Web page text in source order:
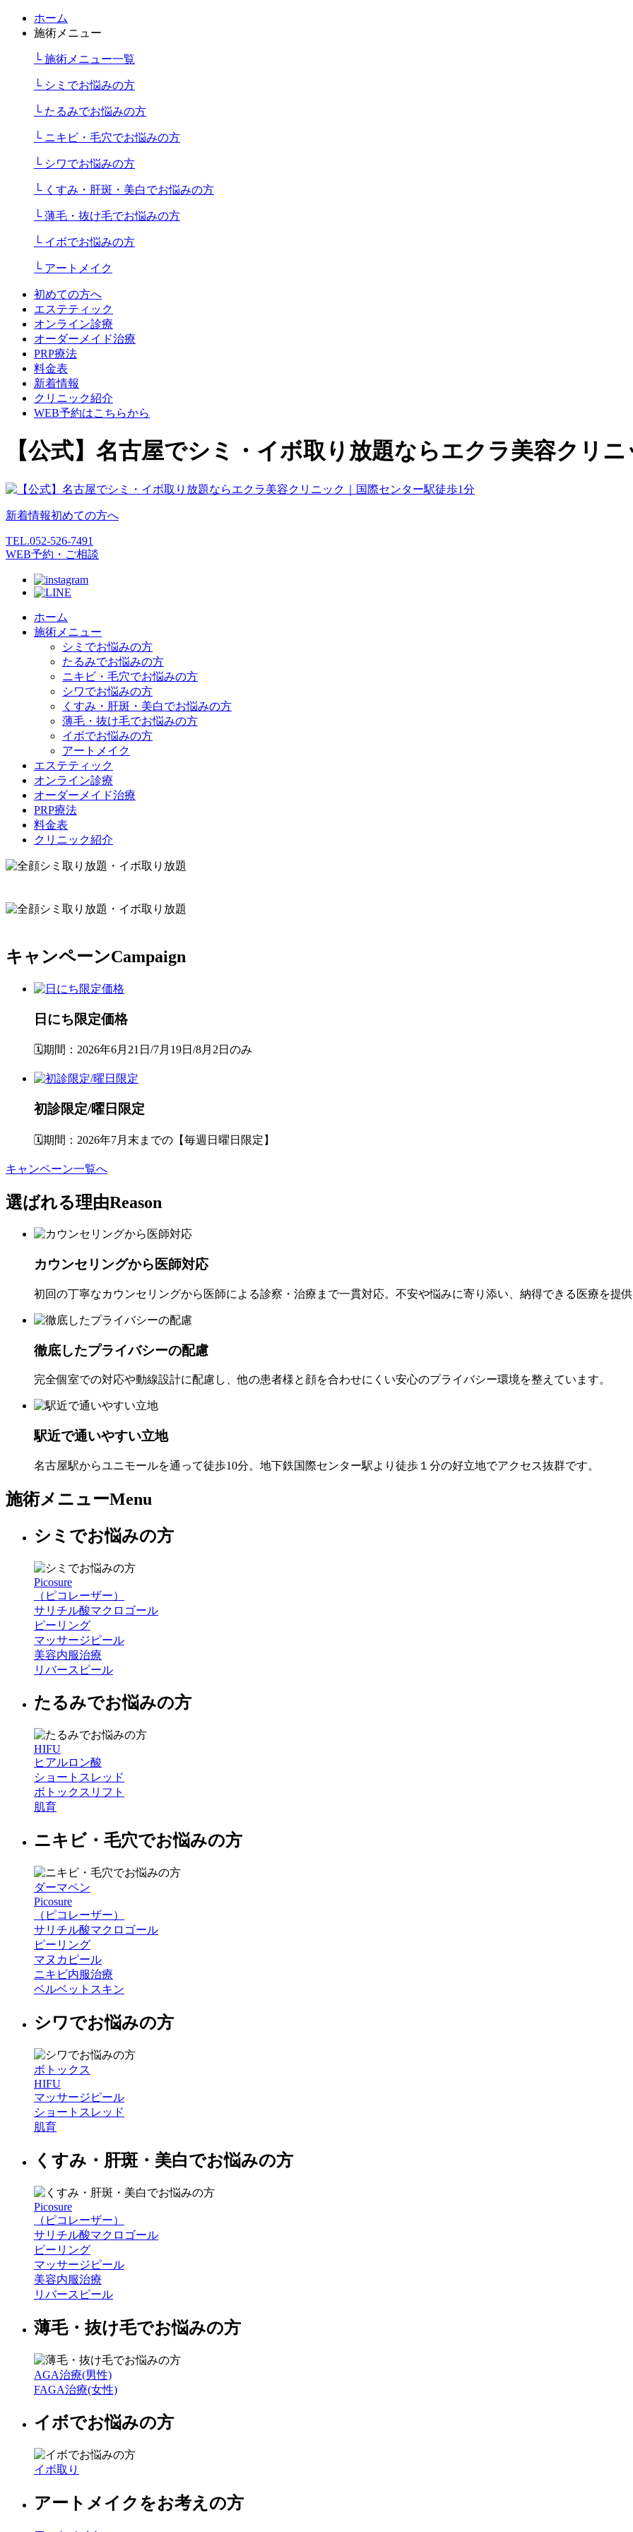
ホーム
施術メニュー
└ 施術メニュー一覧
└ シミでお悩みの方
└ たるみでお悩みの方
└ ニキビ・毛穴でお悩みの方
└ シワでお悩みの方
└ くすみ・肝斑・美白でお悩みの方
└ 薄毛・抜け毛でお悩みの方
└ イボでお悩みの方
└ アートメイク
初めての方へ
エステティック
オンライン診療
オーダーメイド治療
PRP療法
料金表
新着情報
クリニック紹介
WEB予約はこちらから
【公式】名古屋でシミ・イボ取り放題ならエクラ美容クリ
新着情報初めての方へ
TEL.052-526-7491
WEB予約・ご相談
ホーム
施術メニュー
シミでお悩みの方
たるみでお悩みの方
ニキビ・毛穴でお悩みの方
シワでお悩みの方
くすみ・肝斑・美白でお悩みの方
薄毛・抜け毛でお悩みの方
イボでお悩みの方
アートメイク
エステティック
オンライン診療
オーダーメイド治療
PRP療法
料金表
クリニック紹介
キャンペーンCampaign
日にち限定価格
🗓️期間：2026年6月21日/7月19日/8月2日のみ
初診限定/曜日限定
🗓️期間：2026年7月末までの【毎週日曜日限定】
キャンペーン一覧へ
選ばれる理由Reason
カウンセリングから医師対応
初回の丁寧なカウンセリングから医師による診察・治療まで一貫対応。不安や悩みに寄り添い、納得できる医療を提
徹底したプライバシーの配慮
完全個室での対応や動線設計に配慮し、他の患者様と顔を合わせにくい安心のプライバシー環境を整えています。
駅近で通いやすい立地
名古屋駅からユニモールを通って徒歩10分。地下鉄国際センター駅より徒歩１分の好立地でアクセス抜群です。
施術メニューMenu
シミでお悩みの方
Picosure
（ピコレーザー）
サリチル酸マクロゴール
ピーリング
マッサージピール
美容内服治療
リバースピール
たるみでお悩みの方
HIFU
ヒアルロン酸
ショートスレッド
ボトックスリフト
肌育
ニキビ・毛穴でお悩みの方
ダーマペン
Picosure
（ピコレーザー）
サリチル酸マクロゴール
ピーリング
マヌカピール
ニキビ内服治療
ベルベットスキン
シワでお悩みの方
ボトックス
HIFU
マッサージピール
ショートスレッド
肌育
くすみ・肝斑・美白でお悩みの方
Picosure
（ピコレーザー）
サリチル酸マクロゴール
ピーリング
マッサージピール
美容内服治療
リバースピール
薄毛・抜け毛でお悩みの方
AGA治療(男性)
FAGA治療(女性)
イボでお悩みの方
イボ取り
アートメイクをお考えの方